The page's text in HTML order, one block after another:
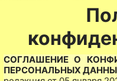
СОГЛАШЕНИЕ О
ПЕРСОНАЛЬНЫХ